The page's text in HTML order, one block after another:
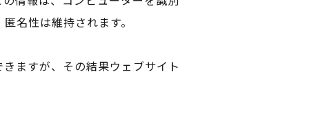
名性は維持されます。
ますが、その結果ウェブサイト